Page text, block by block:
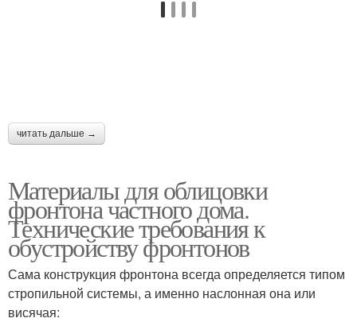
читать дальше →
Материалы для облицовки
фронтона частного дома.
Технические требования к
обустройству фронтонов
Сама конструкция фронтона всегда определяется типом
стропильной системы, а именно наслонная она или
висячая: